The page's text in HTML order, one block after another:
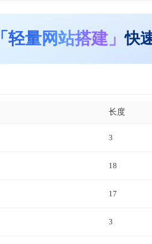
「轻量网站搭建」快
长度
3
18
17
3